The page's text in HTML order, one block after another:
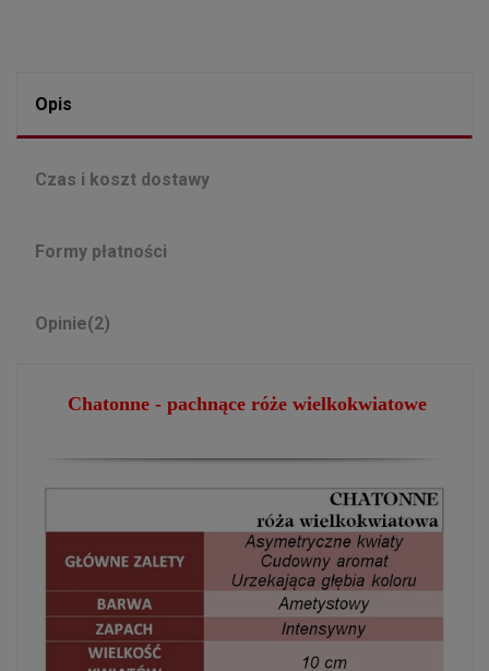
Opis
Czas i koszt dostawy
Formy płatności
Opinie(2)
Chatonne - pachnące róże wielkokwiatowe